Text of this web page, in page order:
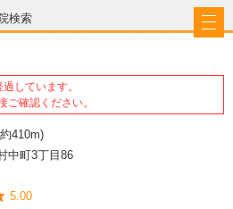
検索
しています。
ご確認ください。
410m)
中町3丁目86
5.00